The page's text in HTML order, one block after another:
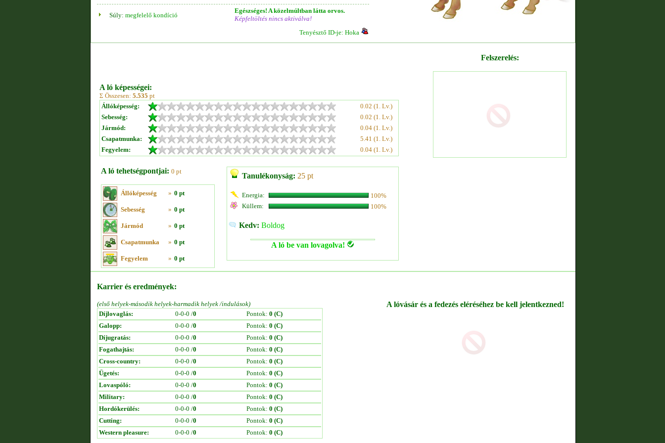
Súly: megfelelő kondíció
Egészséges! A közelmúltban látta orvos.
Képfeltöltés nincs aktiválva!
Tenyésztő ID-je: Hoka
A ló képességei:
Σ Összesen: 5.535 pt
Állóképesség:
0.02 (1. Lv.)
Sebesség:
0.02 (1. Lv.)
Jármód:
0.04 (1. Lv.)
Csapatmunka:
5.41 (1. Lv.)
Fegyelem:
0.04 (1. Lv.)
A ló tehetségpontjai: 0 pt
Állóképesség » 0 pt
Sebesség » 0 pt
Jármód » 0 pt
Csapatmunka » 0 pt
Fegyelem » 0 pt
Tanulékonyság: 25 pt
Energia:
100%
Küllem:
100%
Kedv: Boldog
A ló be van lovagolva!
Felszerelés:
Karrier és eredmények:
(első helyek-második helyek-harmadik helyek /indulások)
Díjlovaglás:
0-0-0 /0 Pontok: 0 (C)
Galopp:
0-0-0 /0 Pontok: 0 (C)
Díjugratás:
0-0-0 /0 Pontok: 0 (C)
Fogathajtás:
0-0-0 /0 Pontok: 0 (C)
Cross-country:
0-0-0 /0 Pontok: 0 (C)
Ügetés:
0-0-0 /0 Pontok: 0 (C)
Lovaspóló:
0-0-0 /0 Pontok: 0 (C)
Military:
0-0-0 /0 Pontok: 0 (C)
Hordókerülés:
0-0-0 /0 Pontok: 0 (C)
Cutting:
0-0-0 /0 Pontok: 0 (C)
Western pleasure:
0-0-0 /0 Pontok: 0 (C)
A lóvásár és a fedezés eléréséhez be kell jelentkezned!